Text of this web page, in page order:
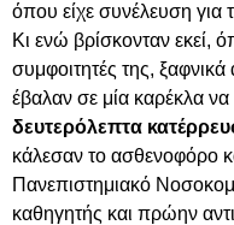
όπου είχε συνέλευση για
Κι ενώ βρίσκονταν εκεί,
συμφοιτητές της, ξαφνικά
έβαλαν σε μία καρέκλα να
δευτερόλεπτα
κάλεσαν το ασθενοφόρο
Πανεπιστημιακό
καθηγητής και πρώην